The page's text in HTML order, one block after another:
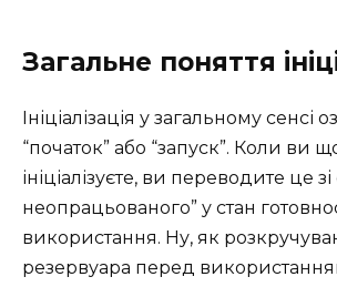
Загальне поняття
Ініціалізація у загальному сенсі
“початок” або “запуск”. Коли ви
ініціалізуєте, ви переводите це
неопрацьованого” у стан
використання. Ну, як
резервуара перед